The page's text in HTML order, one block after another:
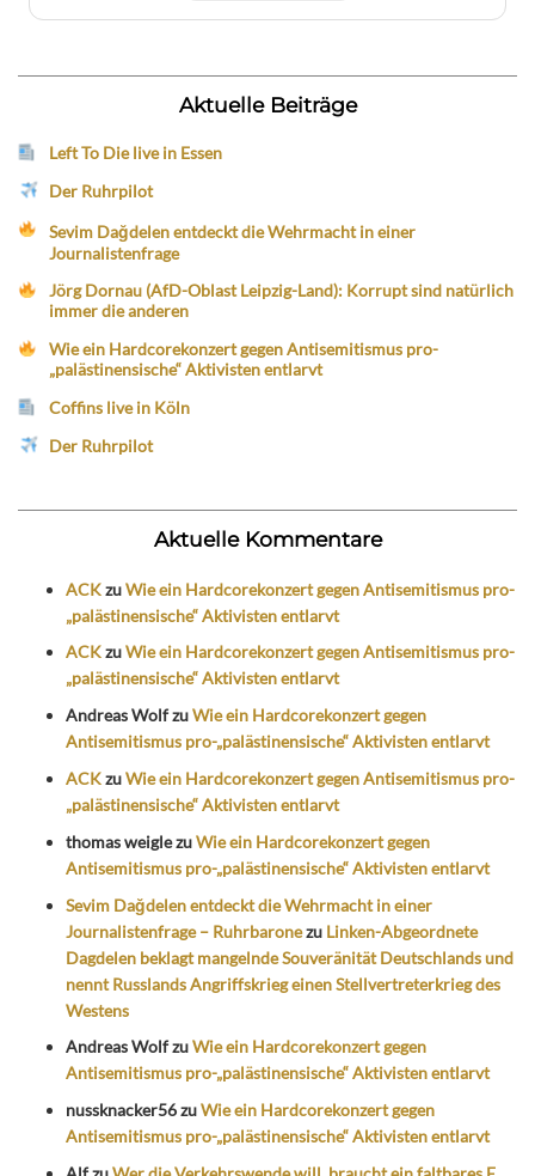
Aktuelle Beiträge
Left To Die live in Essen
Der Ruhrpilot
Sevim Dağdelen entdeckt die Wehrmacht in einer
Journalistenfrage
Jörg Dornau (AfD-Oblast Leipzig-Land): Korrupt sind natürlich
immer die anderen
Wie ein Hardcorekonzert gegen Antisemitismus pro-
„palästinensische“ Aktivisten entlarvt
Coffins live in Köln
Der Ruhrpilot
Aktuelle Kommentare
ACKzuWie ein Hardcorekonzert gegen Antisemitismus pro-
„palästinensische“ Aktivisten entlarvt
ACKzuWie ein Hardcorekonzert gegen Antisemitismus pro-
„palästinensische“ Aktivisten entlarvt
Andreas WolfzuWie ein Hardcorekonzert gegen
Antisemitismus pro-„palästinensische“ Aktivisten entlarvt
ACKzuWie ein Hardcorekonzert gegen Antisemitismus pro-
„palästinensische“ Aktivisten entlarvt
thomas weiglezuWie ein Hardcorekonzert gegen
Antisemitismus pro-„palästinensische“ Aktivisten entlarvt
Sevim Dağdelen entdeckt die Wehrmacht in einer
Journalistenfrage – Ruhrbaronezu Linken-Abgeordnete
Dagdelen beklagt mangelnde Souveränität Deutschlands und
nennt Russlands Angriffskrieg einen Stellvertreterkrieg des
Westens
Andreas WolfzuWie ein Hardcorekonzert gegen
Antisemitismus pro-„palästinensische“ Aktivisten entlarvt
nussknacker56zuWie ein Hardcorekonzert gegen
Antisemitismus pro-„palästinensische“ Aktivisten entlarvt